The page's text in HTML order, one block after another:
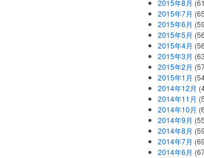
2015年8月
2015年7月
2015年6月
2015年5月
2015年4月
2015年3月
2015年2月
2015年1月
2014年12月
2014年11月
2014年10月
2014年9月
2014年8月
2014年7月
2014年6月